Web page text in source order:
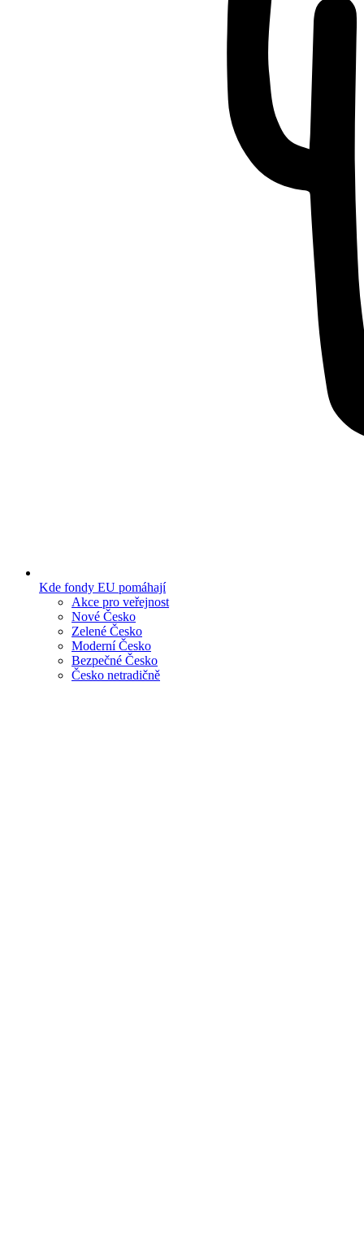
Kde fondy EU pomáhají
Akce pro veřejnost
Nové Česko
Zelené Česko
Moderní Česko
Bezpečné Česko
Česko netradičně